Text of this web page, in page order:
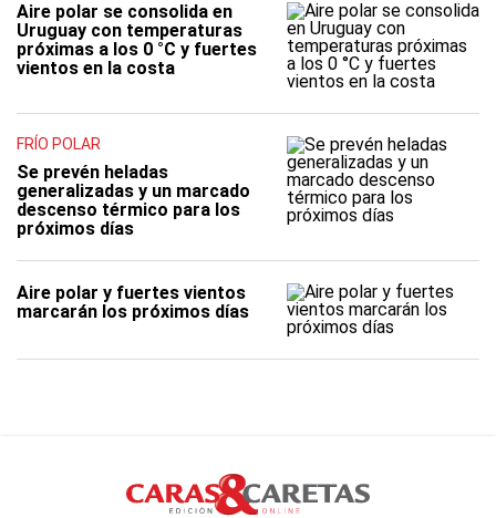
Aire polar se consolida en
Uruguay con temperaturas
próximas a los 0 °C y fuertes
vientos en la costa
FRÍO POLAR
Se prevén heladas
generalizadas y un marcado
descenso térmico para los
próximos días
Aire polar y fuertes vientos
marcarán los próximos días